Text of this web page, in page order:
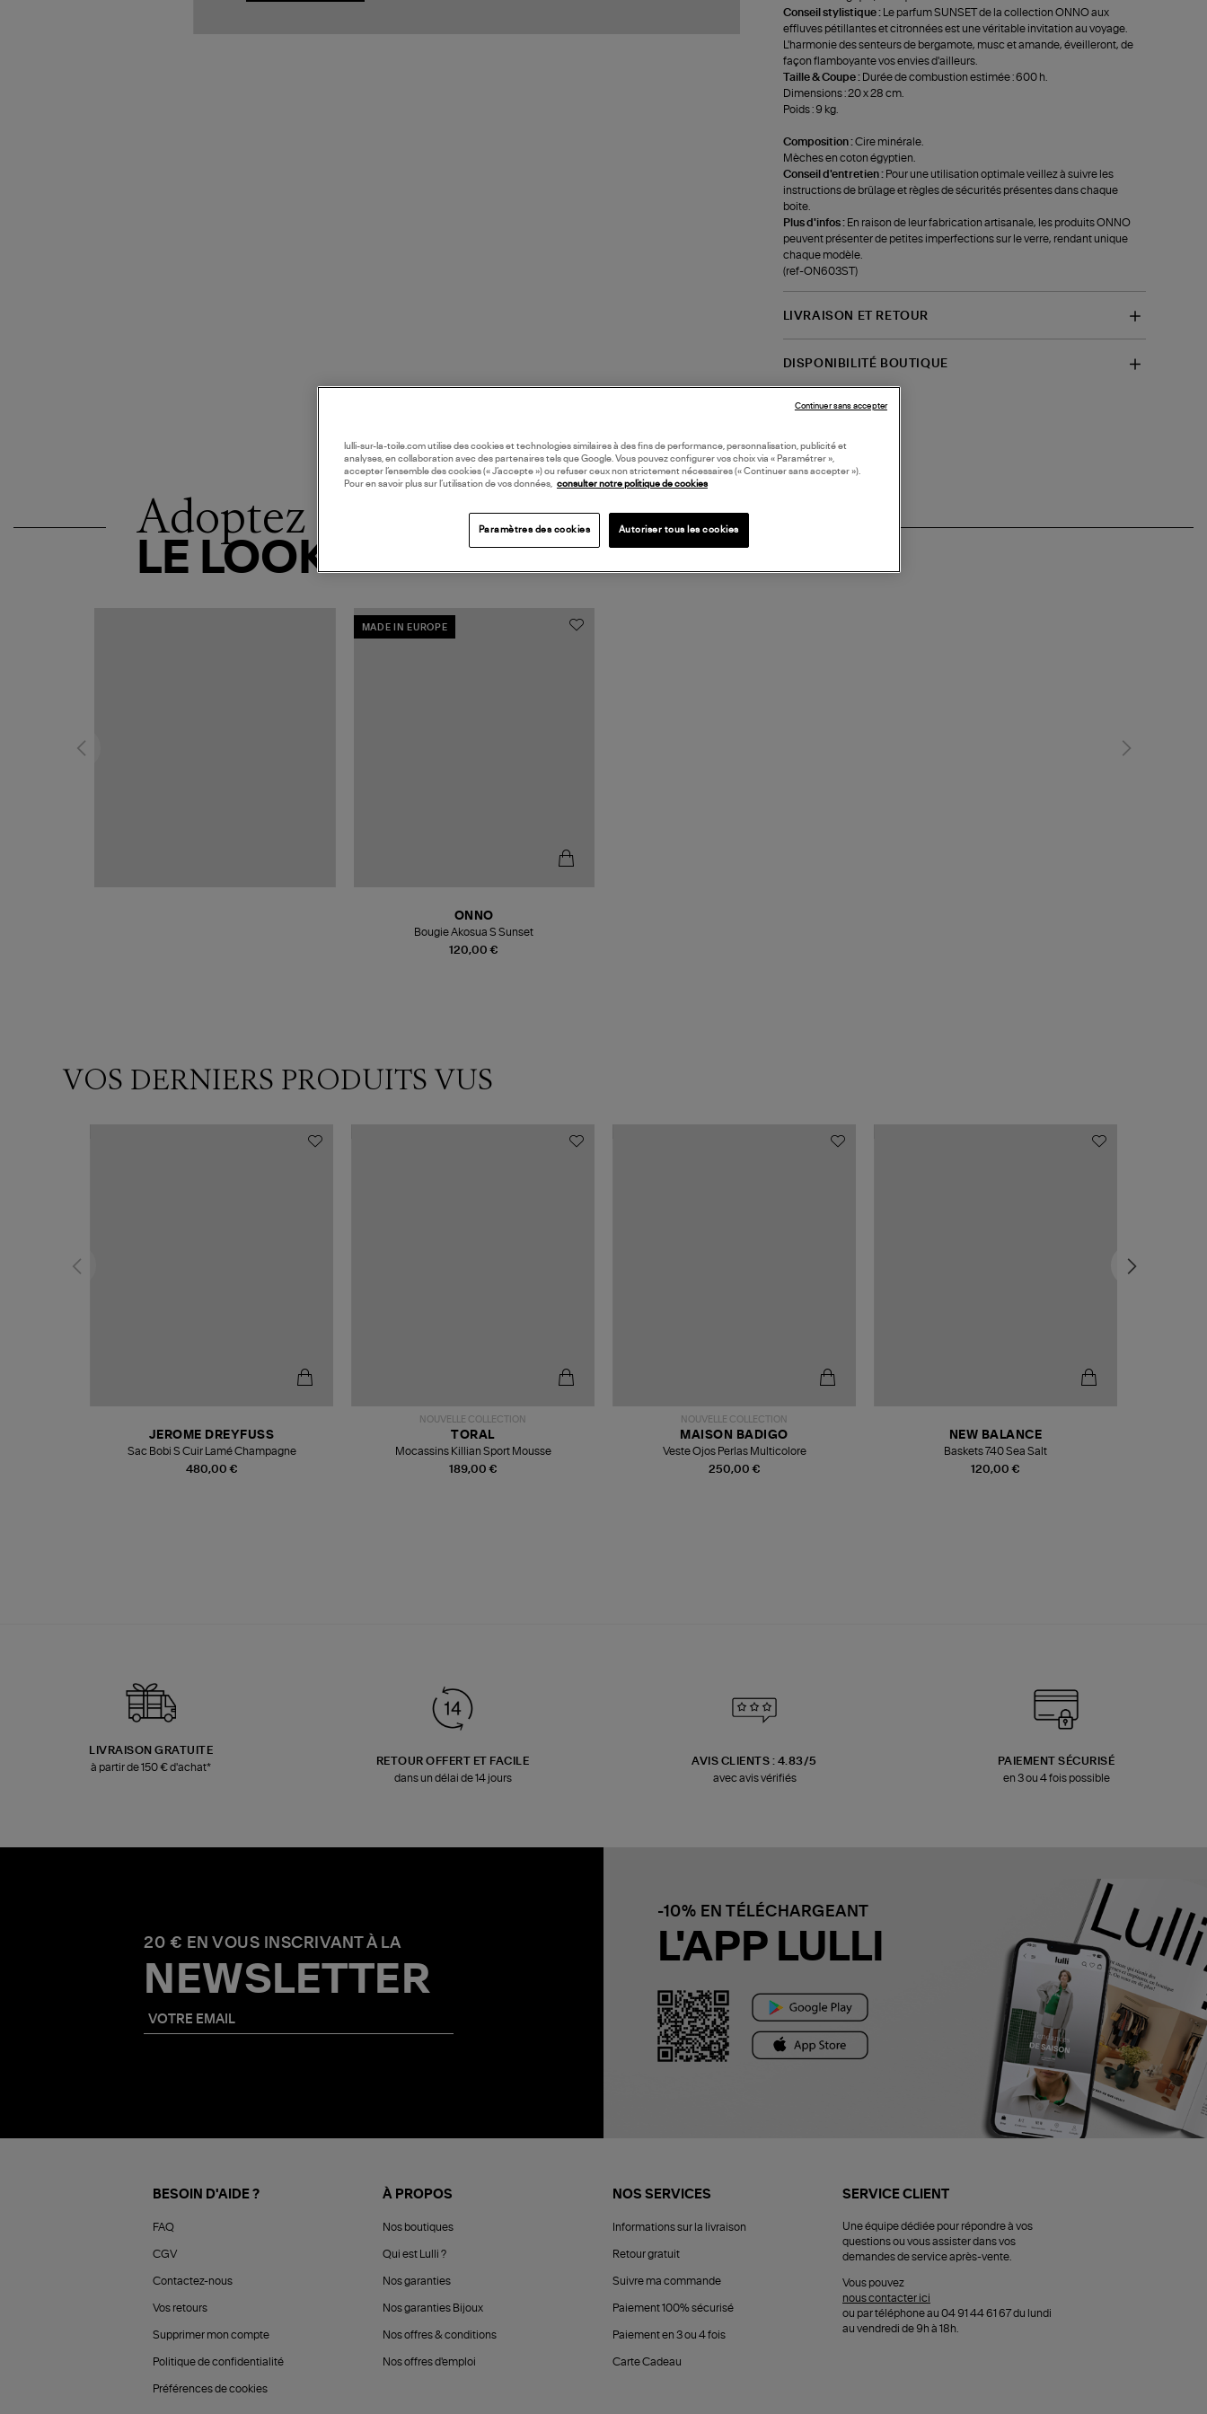
Conseil stylistique :
Le parfum SUNSET de la collection ONNO aux
effluves pétillantes et citronnées est une véritable invitation au voyage.
L'harmonie des senteurs de bergamote, musc et amande, éveilleront, de
façon flamboyante vos envies d'ailleurs.
Taille & Coupe : Durée de combustion estimée : 600 h.
Dimensions : 20 x 28 cm.
Poids : 9 kg.
Composition :Cire minérale.
Mèches en coton égyptien.
Conseil d'entretien : Pour une utilisation optimale veillez à suivre les
instructions de brûlage et règles de sécurités présentes dans chaque
boite.
Plus d'infos : En raison de leur fabrication artisanale, les produits ONNO
peuvent présenter de petites imperfections sur le verre, rendant unique
chaque modèle.
(ref-ON603ST)
LIVRAISON ET RETOUR
DISPONIBILITÉ BOUTIQUE
Adoptez
LE LOOK
MADE IN EUROPE
120,00 €
ONNO
Bougie Akosua S Sunset
VOS DERNIERS PRODUITS VUS
480,00 €
JEROME DREYFUSS
Sac Bobi S Cuir Lamé Champagne
NOUVELLE COLLECTION
189,00 €
TORAL
Mocassins Killian Sport Mousse
NOUVELLE COLLECTION
250,00 €
MAISON BADIGO
Veste Ojos Perlas Multicolore
120,00 €
NEW BALANCE
Baskets 740 Sea Salt
LIVRAISON GRATUITE
à partir de 150 € d'achat*
RETOUR OFFERT ET FACILE
dans un délai de 14 jours
AVIS CLIENTS : 4.83/5
avec avis vérifiés
PAIEMENT SÉCURISÉ
en 3 ou 4 fois possible
20 € EN VOUS INSCRIVANT À LA
NEWSLETTER
-10% EN TÉLÉCHARGEANT
L'APP LULLI
BESOIN D'AIDE ?
FAQ
CGV
Contactez-nous
Vos retours
Supprimer mon compte
Politique de confidentialité
Préférences de cookies
À PROPOS
Nos boutiques
Qui est Lulli ?
Nos garanties
Nos garanties Bijoux
Nos offres & conditions
Nos offres d'emploi
NOS SERVICES
Informations sur la livraison
Retour gratuit
Suivre ma commande
Paiement 100% sécurisé
Paiement en 3 ou 4 fois
Carte Cadeau
SERVICE CLIENT
Une équipe dédiée pour répondre à vos
questions ou vous assister dans vos
demandes de service après-vente.
Vous pouvez
nous contacter ici
ou par téléphone au 04 91 44 61 67 du lundi
au vendredi de 9h à 18h.
lulli-sur-la-toile.com utilise des cookies et technologies similaires à des fins de performance, personnalisation, publicité et
analyses, en collaboration avec des partenaires tels que Google. Vous pouvez configurer vos choix via « Paramétrer »,
accepter l’ensemble des cookies (« J’accepte ») ou refuser ceux non strictement nécessaires (« Continuer sans accepter »).
Pour en savoir plus sur l’utilisation de vos données,
consulter notre politique de cookies
Paramètres des cookies Autoriser tous les cookies
Continuer sans accepter